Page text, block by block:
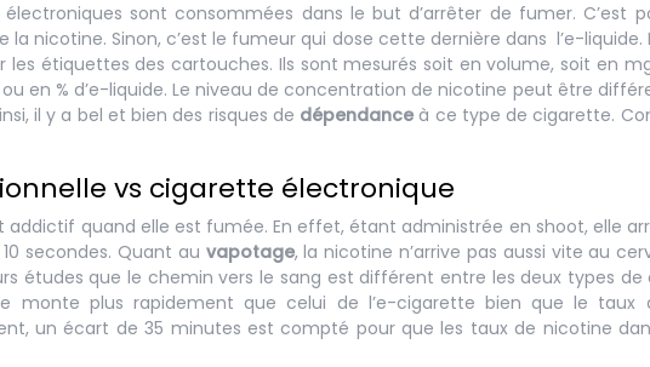
sont consommées dans le but d’arrêter de fumer. C’est
nicotine. Sinon, c’est le fumeur qui dose cette dernière dans l’e-liquide.
les étiquettes des cartouches. Ils sont mesurés soit en volume, soit en
en % d’e-liquide. Le niveau de concentration de nicotine peut être
il y a bel et bien des risques de dépendance à ce type de cigarette.
vs cigarette électronique
quand elle est fumée. En effet, étant administrée en shoot, elle
secondes. Quant au vapotage, la nicotine n’arrive pas aussi vite au
études que le chemin vers le sang est différent entre les deux types de
monte plus rapidement que celui de l’e-cigarette bien que le taux
un écart de 35 minutes est compté pour que les taux de nicotine